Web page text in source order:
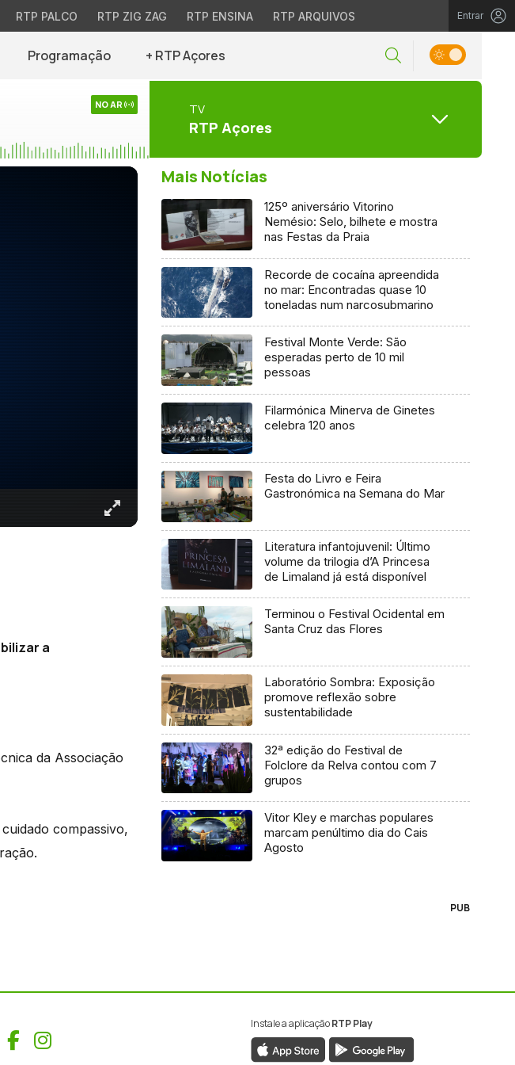
RTP PALCO RTP ZIG ZAG RTP ENSINA RTP ARQUIVOS Entrar
Programação + RTP Açores
NO AR TV
RTP Açores
a
da Associação
compassivo,
Mais Notícias
125º aniversário Vitorino
Nemésio: Selo, bilhete e mostra
nas Festas da Praia
Recorde de cocaína apreendida
no mar: Encontradas quase 10
toneladas num narcosubmarino
Festival Monte Verde: São
esperadas perto de 10 mil
pessoas
Filarmónica Minerva de Ginetes
celebra 120 anos
Festa do Livro e Feira
Gastronómica na Semana do Mar
Literatura infantojuvenil: Último
volume da trilogia d’A Princesa
de Limaland já está disponível
Terminou o Festival Ocidental em
Santa Cruz das Flores
Laboratório Sombra: Exposição
promove reflexão sobre
sustentabilidade
32ª edição do Festival de
Folclore da Relva contou com 7
grupos
Vitor Kley e marchas populares
marcam penúltimo dia do Cais
Agosto
PUB
Facebook
Instagram
Instale a aplicaçãoRTP Play